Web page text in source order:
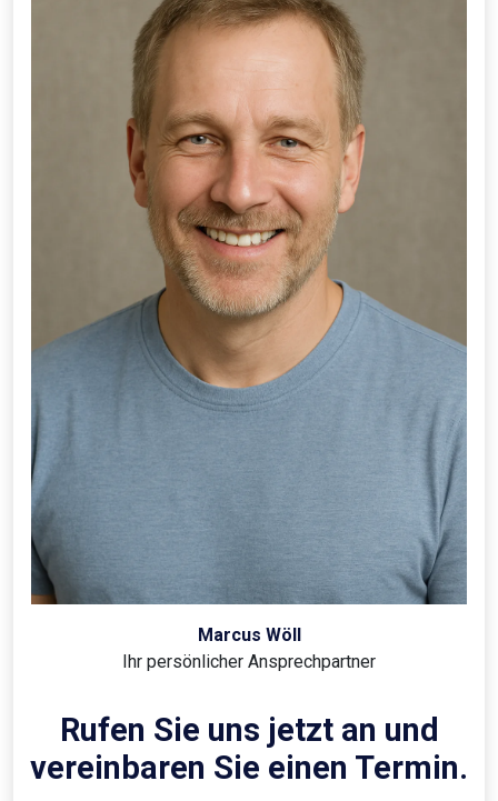
Marcus Wöll
Ihr persönlicher Ansprechpartner
Rufen Sie uns jetzt an und
vereinbaren Sie einen Termin.